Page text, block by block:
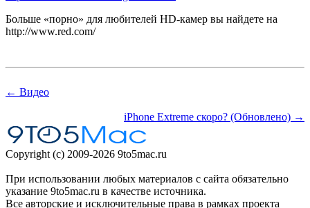
Больше «порно» для любителей HD-камер вы найдете на
http://www.red.com/
← Видео
iPhone Extreme скоро? (Обновлено) →
Copyright (c) 2009-2026 9to5mac.ru
При использовании любых материалов с сайта обязательно
указание 9to5mac.ru в качестве источника.
Все авторские и исключительные права в рамках проекта